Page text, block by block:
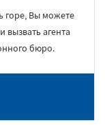
горе, Вы можете
вызвать агента
бюро.